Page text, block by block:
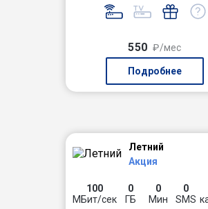
550 ₽/мес
Подробнее
Летний
Акция
100
МБит/сек
0
ГБ
0
Мин
0
SMS